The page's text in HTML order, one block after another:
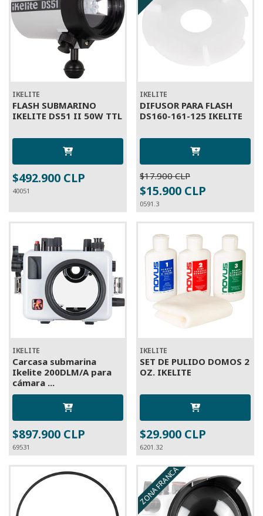
IKELITE
FLASH SUBMARINO
IKELITE DS51 II 50W TTL
$492.900 CLP
40051
IKELITE
DIFUSOR PARA FLASH
DS160-161-125 IKELITE
$17.900 CLP
$15.900 CLP
0591.3
IKELITE
Carcasa submarina
Ikelite 200DLM/A para
cámara ...
$897.900 CLP
69531
IKELITE
SET DE PULIDO DOMOS 2
OZ. IKELITE
$29.900 CLP
6201.32
ZONA FRANCA